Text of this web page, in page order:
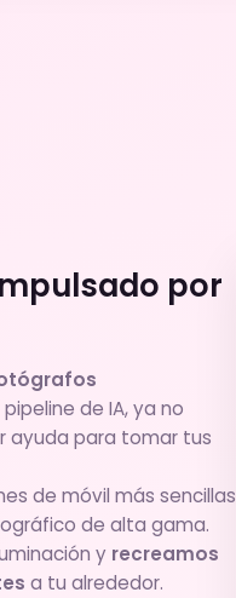
por
de IA, ya no
ayuda para tomar tus
de móvil más sencillas
de alta gama.
y recreamos
a tu alrededor.